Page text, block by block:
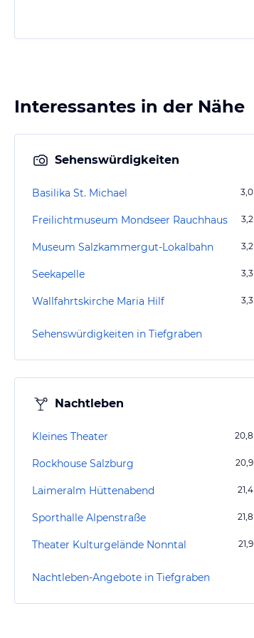
Interessantes in der Nähe
Sehenswürdigkeiten
Basilika St. Michael 3,0
Freilichtmuseum Mondseer Rauchhaus 3,2
Museum Salzkammergut-Lokalbahn 3,2
Seekapelle 3,3
Wallfahrtskirche Maria Hilf 3,3
Sehenswürdigkeiten in Tiefgraben
Nachtleben
Kleines Theater 20,8
Rockhouse Salzburg 20,9
Laimeralm Hüttenabend 21,4
Sporthalle Alpenstraße 21,8
Theater Kulturgelände Nonntal 21,9
Nachtleben-Angebote in Tiefgraben